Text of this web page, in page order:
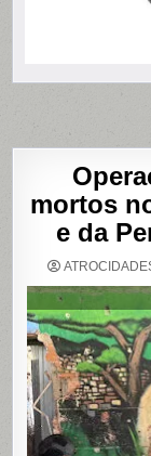
mortos
e da